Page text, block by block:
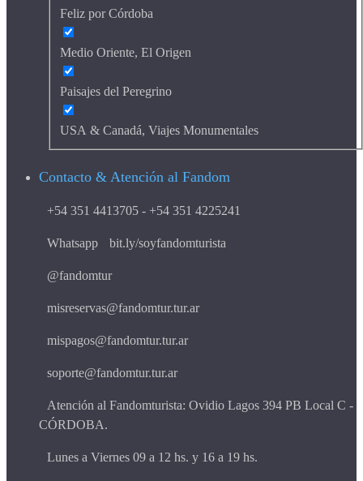
Feliz por Córdoba
Medio Oriente, El Origen
Paisajes del Peregrino
USA & Canadá, Viajes Monumentales
Contacto & Atención al Fandom
+54 351 4413705 - +54 351 4225241
Whatsapp bit.ly/soyfandomturista
@fandomtur
misreservas@fandomtur.tur.ar
mispagos@fandomtur.tur.ar
soporte@fandomtur.tur.ar
Atención al Fandomturista: Ovidio Lagos 394 PB Local C -
CÓRDOBA.
Lunes a Viernes 09 a 12 hs. y 16 a 19 hs.